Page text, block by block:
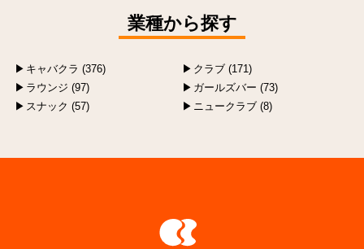
業種から探す
キャバクラ (376)
クラブ (171)
ラウンジ (97)
ガールズバー (73)
スナック (57)
ニュークラブ (8)